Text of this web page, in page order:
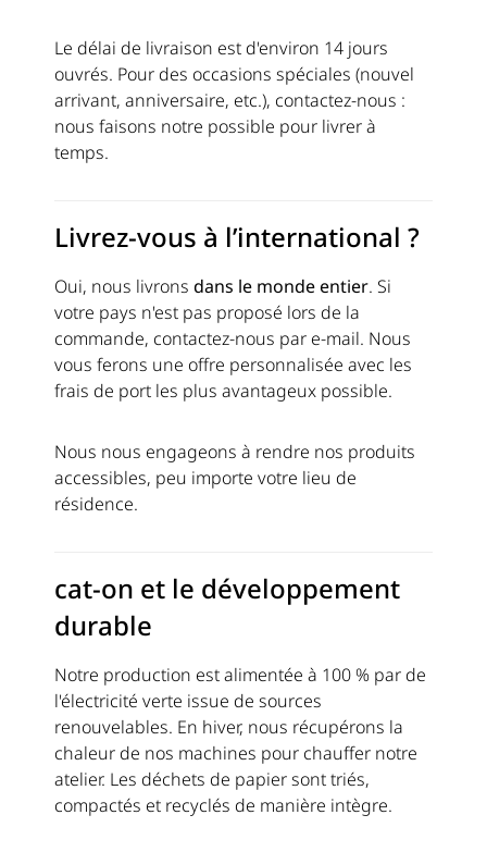
Le délai de livraison est d'environ 14 jours
ouvrés. Pour des occasions spéciales (nouvel
arrivant, anniversaire, etc.), contactez-nous :
nous faisons notre possible pour livrer à
temps.
Livrez-vous à l’international ?
Oui, nous livrons dans le monde entier. Si
votre pays n'est pas proposé lors de la
commande, contactez-nous par e-mail. Nous
vous ferons une offre personnalisée avec les
frais de port les plus avantageux possible.
Nous nous engageons à rendre nos produits
accessibles, peu importe votre lieu de
résidence.
cat-on et le développement
durable
Notre production est alimentée à 100 % par de
l'électricité verte issue de sources
renouvelables. En hiver, nous récupérons la
chaleur de nos machines pour chauffer notre
atelier. Les déchets de papier sont triés,
compactés et recyclés de manière intègre.